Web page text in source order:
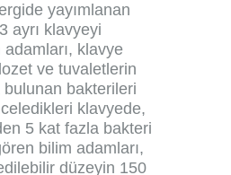
yayımlanan
ayrı klavyeyi
klavye
ve tuvaletlerin
bulunan bakterileri
klavyede,
5 kat fazla bakteri
bilim adamları,
düzeyin 150